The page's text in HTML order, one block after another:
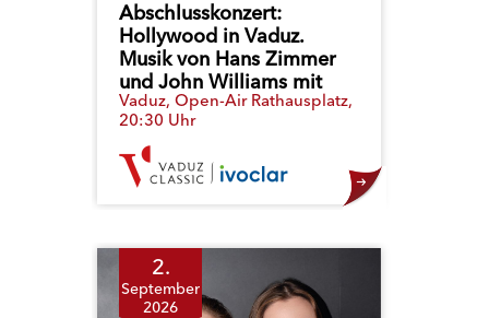
Abschlusskonzert:
Hollywood in Vaduz.
Musik von Hans Zimmer
und John Williams mit
dem Sinfonieorchester
Liechtenstein
Vaduz, Open-Air Rathausplatz,
20:30 Uhr
2.
September
2026